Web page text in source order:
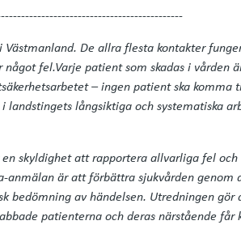
Västmanland. De allra flesta kontakter
något fel.Varje patient som skadas i vården
– ingen patient ska komma
långsiktiga och systematiska
skyldighet att rapportera allvarliga fel
anmälan är att förbättra sjukvården genom
bedömning av händelsen. Utredningen
patienterna och deras närstående